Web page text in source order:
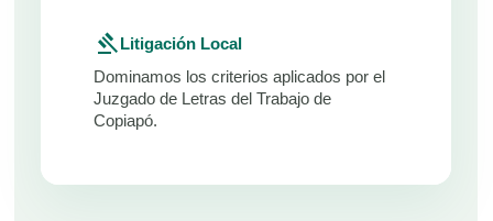
gavelLitigación Local
Dominamos los criterios aplicados por el
Juzgado de Letras del Trabajo de
Copiapó.